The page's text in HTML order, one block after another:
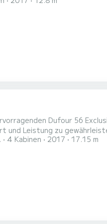
Dufour 56
Das Boot verfügt über 4 Kabinen mit allem
einer Gesamtlänge von 17
4 Kabinen 2017 17.15 m